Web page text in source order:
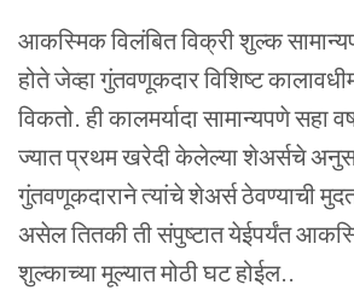
आकस्मिक विलंबित विक्री शुल्क
होते जेव्हा गुंतवणूकदार विशिष्ट
विकतो. ही कालमर्यादा सामान्यपणे सहा
ज्यात प्रथम खरेदी केलेल्या शेअर्सचे
गुंतवणूकदाराने त्यांचे शेअर्स ठेवण्याची
असेल तितकी ती संपुष्टात येईपर्यंत
शुल्काच्या मूल्यात मोठी घट होईल..